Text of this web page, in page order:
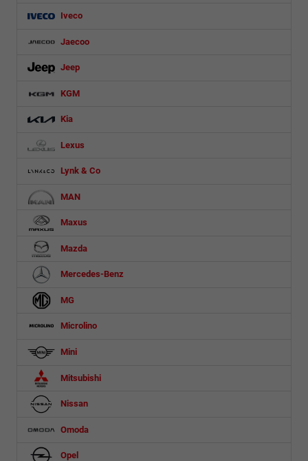
Iveco
Jaecoo
Jeep
KGM
Kia
Lexus
Lynk & Co
MAN
Maxus
Mazda
Mercedes-Benz
MG
Microlino
Mini
Mitsubishi
Nissan
Omoda
Opel